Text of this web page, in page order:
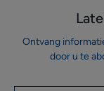
Ontvang
door u te